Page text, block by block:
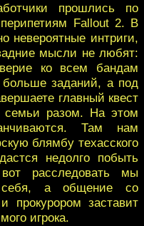
прошлись по
Fallout 2. В
невероятные интриги,
мысли не любят:
ко всем бандам
больше заданий, а под
главный квест
семьи разом. На этом
Там нам
блямбу техасского
недолго побыть
вот расследовать мы
себя, а общение со
прокурором заставит
игрока.